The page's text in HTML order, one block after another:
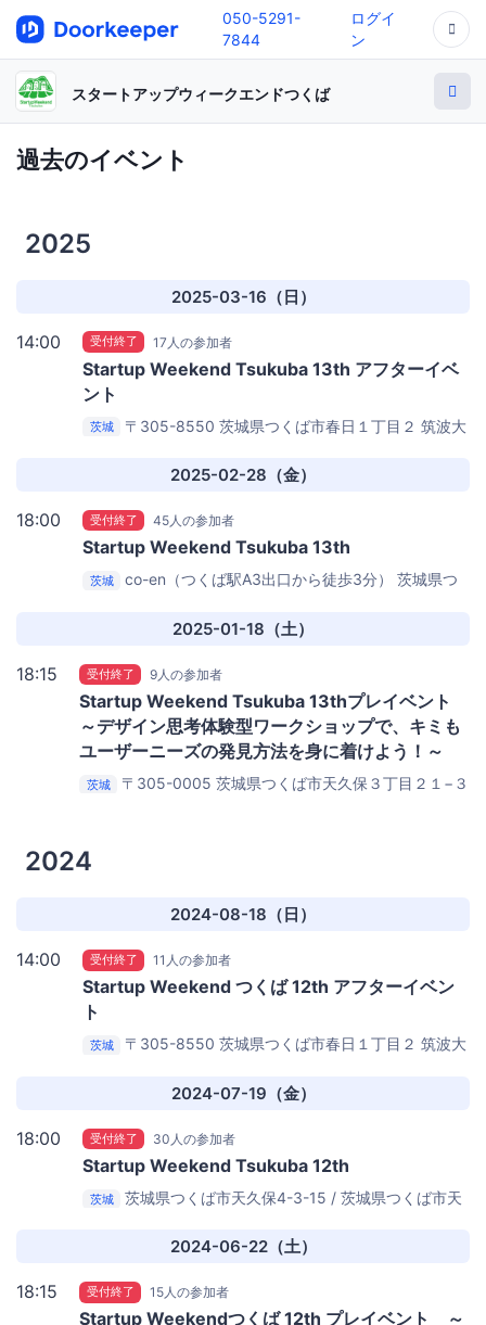
050-5291-
7844
ログイ
ン
スタートアップウィークエンドつくば
過去のイベント
2025
2025-03-16（日）
14:00 受付終了 17人の参加者
Startup Weekend Tsukuba 13th アフターイベ
ント
茨城 〒305-8550 茨城県つくば市春日１丁目２ 筑波大
2025-02-28（金）
18:00 受付終了 45人の参加者
Startup Weekend Tsukuba 13th
茨城
co-en（つくば駅A3出口から徒歩3分） 茨城県つ
2025-01-18（土）
18:15 受付終了 9人の参加者
Startup Weekend Tsukuba 13thプレイベント
～デザイン思考体験型ワークショップで、キミも
ユーザーニーズの発見方法を身に着けよう！～
茨城
〒305-0005 茨城県つくば市天久保３丁目２１−３
2024
2024-08-18（日）
14:00 受付終了 11人の参加者
Startup Weekend つくば 12th アフターイベン
ト
茨城 〒305-8550 茨城県つくば市春日１丁目２ 筑波大
2024-07-19（金）
18:00 受付終了 30人の参加者
Startup Weekend Tsukuba 12th
茨城
茨城県つくば市天久保4-3-15 / 茨城県つくば市天
大学第一エリア1H201（2日目以降）
2024-06-22（土）
18:15 受付終了 15人の参加者
Startup Weekendつくば 12th プレイベント ～